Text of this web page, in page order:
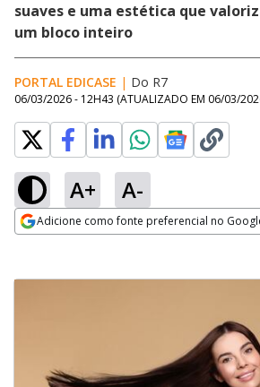
suaves e uma estética que
um bloco inteiro
PORTAL EDICASE | Do R7
06/03/2026 - 12H43 (ATUALIZADO EM 06/03/
A+ A-
Adicione como fonte preferencial no